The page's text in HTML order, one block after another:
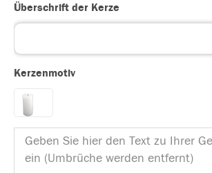
Überschrift der Kerze
Kerzenmotiv